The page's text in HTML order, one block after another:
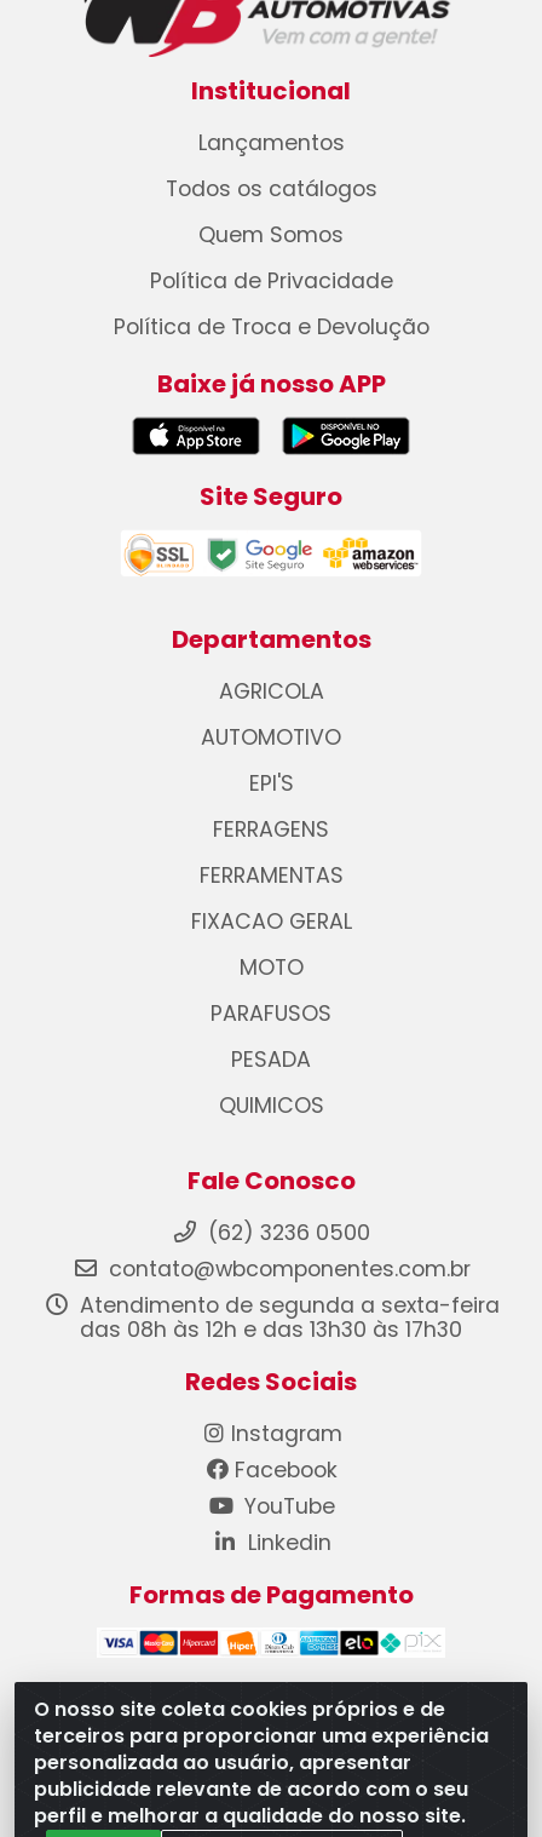
O nosso site coleta cookies próprios e de
terceiros para proporcionar uma experiência
personalizada ao usuário, apresentar
publicidade relevante de acordo com o seu
perfil e melhorar a qualidade do nosso site.
Institucional
Lançamentos
Todos os catálogos
Quem Somos
Política de Privacidade
Política de Troca e Devolução
Baixe já nosso APP
Site Seguro
Departamentos
AGRICOLA
AUTOMOTIVO
EPI'S
FERRAGENS
FERRAMENTAS
FIXACAO GERAL
MOTO
PARAFUSOS
PESADA
QUIMICOS
Fale Conosco
(62) 3236 0500
contato@wbcomponentes.com.br
Atendimento de segunda a sexta-feira
das 08h às 12h e das 13h30 às 17h30
Redes Sociais
Instagram
Facebook
YouTube
Linkedin
Formas de Pagamento
WB Componentes Automotivos LTDA - CNPJ
08.528.393/0001-12 - Rua do Níquel, 667 - Parque
Oeste Industrial, Goiânia/GO - CEP 74375-660